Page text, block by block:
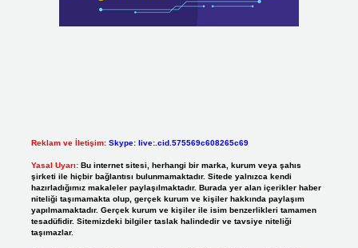
Reklam ve İletişim: Skype: live:.cid.575569c608265c69
Yasal Uyarı: Bu internet sitesi, herhangi bir marka, kurum veya şahıs
şirketi ile hiçbir bağlantısı bulunmamaktadır. Sitede yalnızca kendi
hazırladığımız makaleler paylaşılmaktadır. Burada yer alan içerikler haber
niteliği taşımamakta olup, gerçek kurum ve kişiler hakkında paylaşım
yapılmamaktadır. Gerçek kurum ve kişiler ile isim benzerlikleri tamamen
tesadüfidir. Sitemizdeki bilgiler taslak halindedir ve tavsiye niteliği
taşımazlar.